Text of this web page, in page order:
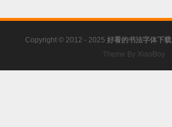
Copyright © 2012 - 2025 好看的书法字体下载
Theme By XiaoBoy